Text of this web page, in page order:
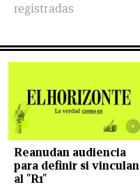
registradas
Reanudan audiencia
para definir si vinculan
al "R1"